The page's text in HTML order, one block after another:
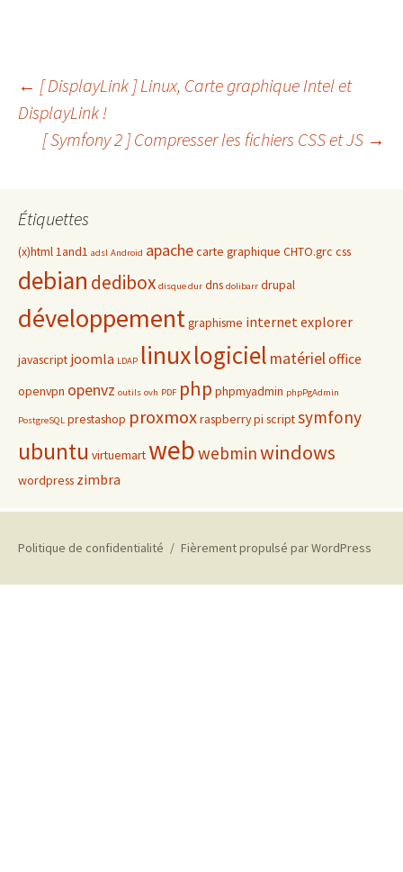
Navigation
des
articles
← [ DisplayLink ] Linux, Carte graphique Intel et
DisplayLink !
[ Symfony 2 ] Compresser les fichiers CSS et JS →
Étiquettes
(x)html1and1 adsl Android apachecarte graphique CHTO.grc css
debian dedibox disque dur dns dolibarr drupal
développementgraphisme internet explorer
javascript joomla LDAP linuxlogiciel matérieloffice
openvpn openvz outils ovh PDF php phpmyadmin phpPgAdmin
PostgreSQL prestashop proxmoxraspberry pi scriptsymfony
ubuntu virtuemartwebwebminwindows
wordpress zimbra
Politique de confidentialité Fièrement propulsé par WordPress